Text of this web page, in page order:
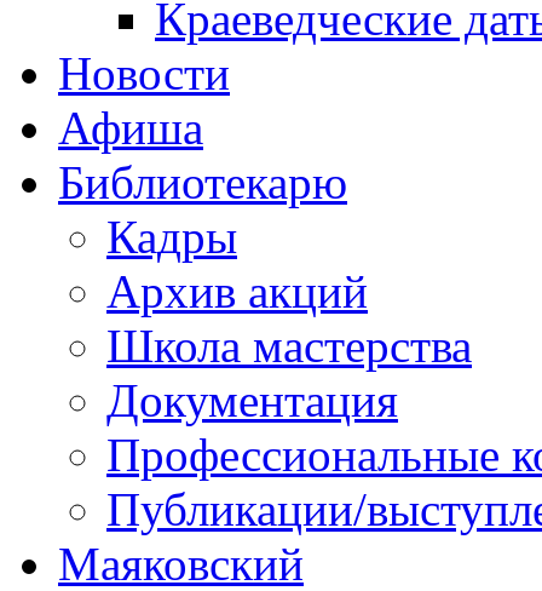
Краеведческие
Новости
Афиша
Библиотекарю
Кадры
Архив акций
Школа мастерства
Документация
Профессиональные
Публикации/
Маяковский